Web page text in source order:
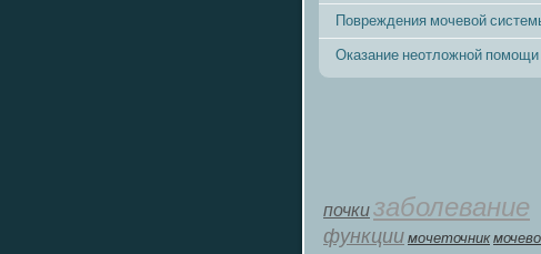
Повреждения мочевой
Оказание неотложной помощи
почкизаболевание
функции мοчеточник